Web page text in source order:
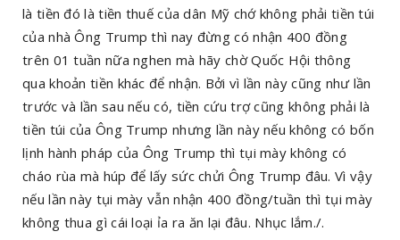
là tiền đó là tiền thuế của dân Mỹ chớ không phải tiền túi
của nhà Ông Trump thì nay đừng có nhận 400 đồng
trên 01 tuần nữa nghen mà hãy chờ Quốc Hội thông
qua khoản tiền khác để nhận. Bởi vì lần này cũng như lần
trước và lần sau nếu có, tiền cứu trợ cũng không phải là
tiền túi của Ông Trump nhưng lần này nếu không có bốn
lịnh hành pháp của Ông Trump thì tụi mày không có
cháo rùa mà húp để lấy sức chửi Ông Trump đâu. Vì vậy
nếu lần này tụi mày vẫn nhận 400 đồng/tuần thì tụi mày
không thua gì cái loại ỉa ra ăn lại đâu. Nhục lắm./.